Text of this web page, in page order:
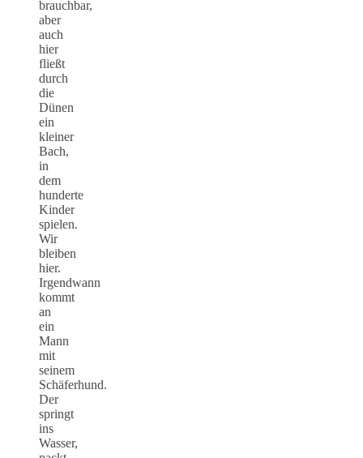
brauchbar,
aber
auch
hier
fließt
durch
die
Dünen
ein
kleiner
Bach,
in
dem
hunderte
Kinder
spielen.
Wir
bleiben
hier.
Irgendwann
kommt
an
ein
Mann
mit
seinem
Schäferhund.
Der
springt
ins
Wasser,